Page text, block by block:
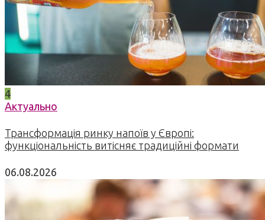
4
Актуально
Трансформація ринку напоїв у Європі:
функціональність витісняє традиційні формати
06.08.2026